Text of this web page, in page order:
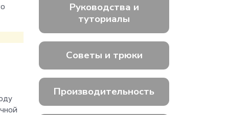
Руководства и
туториалы
Советы и трюки
Производительность